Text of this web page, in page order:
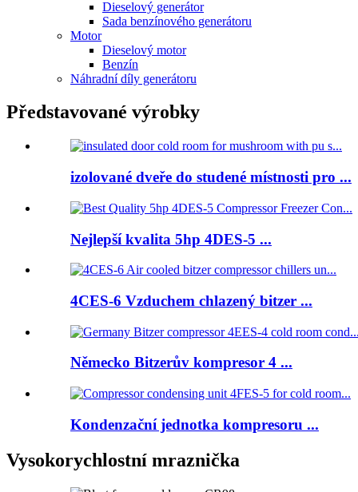
Dieselový generátor
Sada benzínového generátoru
Motor
Dieselový motor
Benzín
Náhradní díly generátoru
Představované výrobky
izolované dveře do studené místnosti pro ...
Nejlepší kvalita 5hp 4DES-5 ...
4CES-6 Vzduchem chlazený bitzer ...
Německo Bitzerův kompresor 4 ...
Kondenzační jednotka kompresoru ...
Vysokorychlostní mraznička